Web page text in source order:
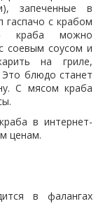
запеченные в
гаспачо с крабом
краба можно
соевым соусом и
на гриле,
Это блюдо станет
С мясом краба
в интернет-
ценам.
в фалангах